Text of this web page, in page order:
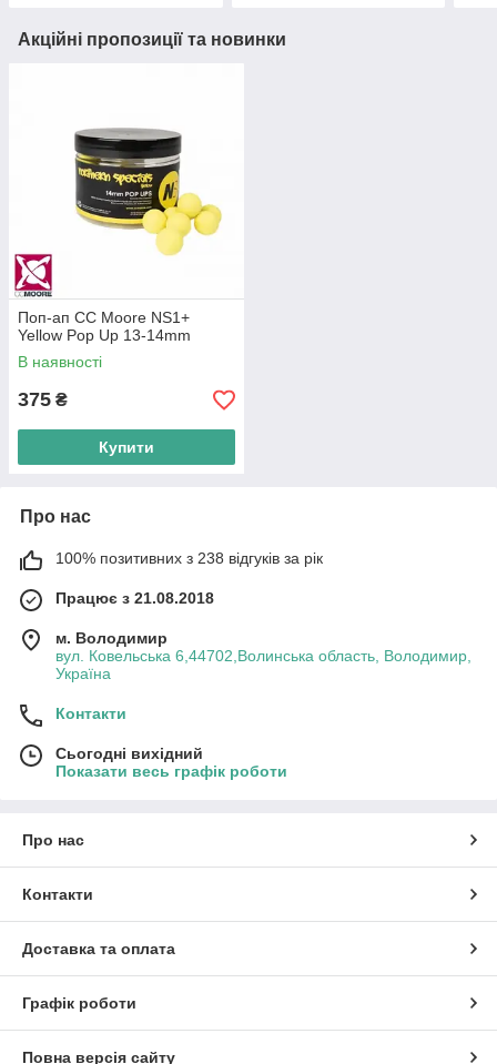
Акційні пропозиції та новинки
Поп-ап CC Moore NS1+
Yellow Pop Up 13-14mm
В наявності
375 ₴
Купити
Про нас
100% позитивних з 238 відгуків за рік
Працює з 21.08.2018
м. Володимир
вул. Ковельська 6,44702,Волинська область, Володимир,
Україна
Контакти
Сьогодні вихідний
Показати весь графік роботи
Про нас
Контакти
Доставка та оплата
Графік роботи
Повна версія сайту